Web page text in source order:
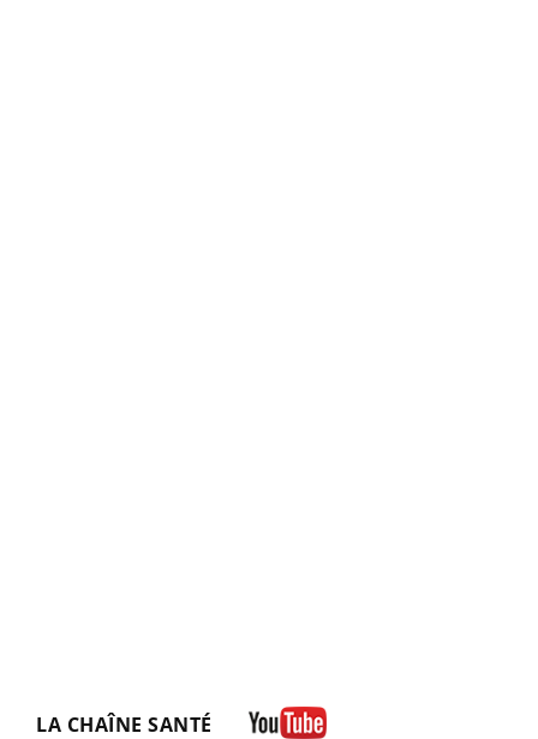
LA CHAÎNE SANTÉ